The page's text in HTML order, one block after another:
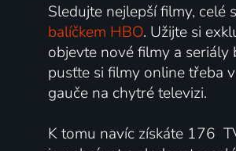
Sledujte nejlepší filmy, celé
balíčkem HBO. Užijte si
objevte nové filmy a seriály
pusťte si filmy online třeba
gauče na chytré televizi.
K tomu navíc získáte 176